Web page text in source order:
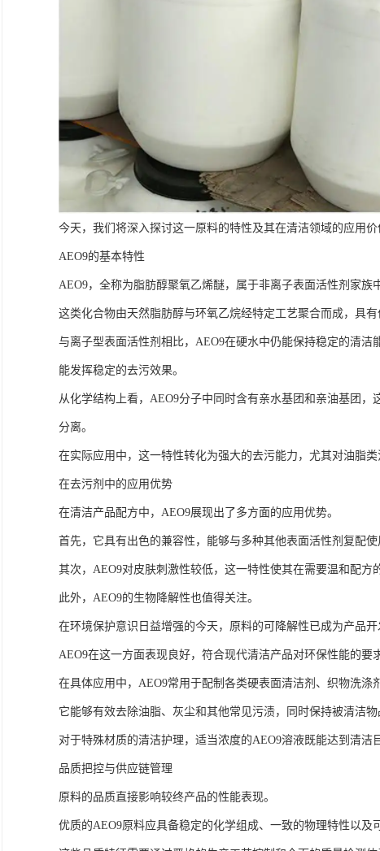
今天，我们将深入探讨这一原料的特性及其在清洁领域的应用价
AEO9的基本特性
AEO9，全称为脂肪醇聚氧乙烯醚，属于非离子表面活性剂家族
这类化合物由天然脂肪醇与环氧乙烷经特定工艺聚合而成，具有
与离子型表面活性剂相比，AEO9在硬水中仍能保持稳定的清
能发挥稳定的去污效果。
从化学结构上看，AEO9分子中同时含有亲水基团和亲油基团
分离。
在实际应用中，这一特性转化为强大的去污能力，尤其对油脂类
在去污剂中的应用优势
在清洁产品配方中，AEO9展现出了多方面的应用优势。
首先，它具有出色的兼容性，能够与多种其他表面活性剂复配
其次，AEO9对皮肤刺激性较低，这一特性使其在需要温和配方
此外，AEO9的生物降解性也值得关注。
在环境保护意识日益增强的今天，原料的可降解性已成为产品开
AEO9在这一方面表现良好，符合现代清洁产品对环保性能的要
在具体应用中，AEO9常用于配制各类硬表面清洁剂、织物洗涤
它能够有效去除油脂、灰尘和其他常见污渍，同时保持被清洁物
对于特殊材质的清洁护理，适当浓度的AEO9溶液既能达到清洁
品质把控与供应链管理
原料的品质直接影响较终产品的性能表现。
优质的AEO9原料应具备稳定的化学组成、一致的物理特性以及